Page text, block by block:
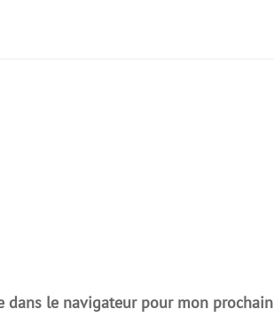
le navigateur pour mon prochain